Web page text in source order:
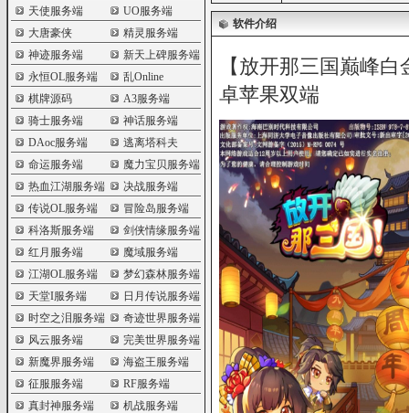
天使服务端
UO服务端
大唐豪侠
精灵服务端
神迹服务端
新天上碑服务端
永恒OL服务端
乱Online
棋牌源码
A3服务端
骑士服务端
神话服务端
DAoc服务端
逃离塔科夫
命运服务端
魔力宝贝服务端
热血江湖服务端
决战服务端
传说OL服务端
冒险岛服务端
科洛斯服务端
剑侠情缘服务端
红月服务端
魔域服务端
江湖OL服务端
梦幻森林服务端
天堂I服务端
日月传说服务端
时空之泪服务端
奇迹世界服务端
风云服务端
完美世界服务端
新魔界服务端
海盗王服务端
征服服务端
RF服务端
真封神服务端
机战服务端
软件介绍
【放开那三国巅峰
卓苹果双端